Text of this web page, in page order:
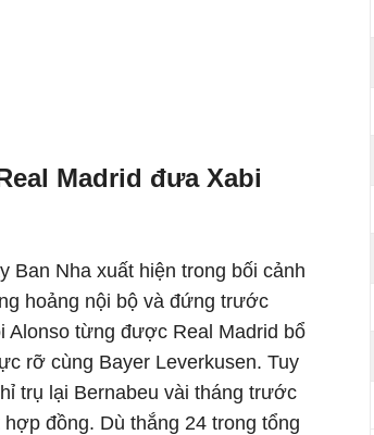
Madrid đưa Xabi
Ban Nha xuất hiện trong bối cảnh
hoảng nội bộ và đứng trước
Alonso từng được Real Madrid bổ
rỡ cùng Bayer Leverkusen. Tuy
trụ lại Bernabeu vài tháng trước
đồng. Dù thắng 24 trong tổng